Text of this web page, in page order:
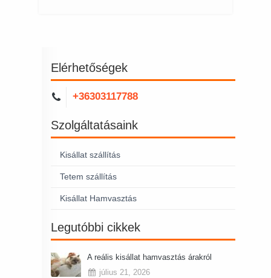
Elérhetőségek
+36303117788
Szolgáltatásaink
Kisállat szállítás
Tetem szállítás
Kisállat Hamvasztás
Legutóbbi cikkek
A reális kisállat hamvasztás árakról
július 21, 2026